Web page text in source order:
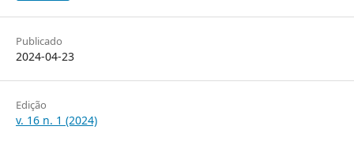
Publicado
2024-04-23
Edição
v. 16 n. 1 (2024)